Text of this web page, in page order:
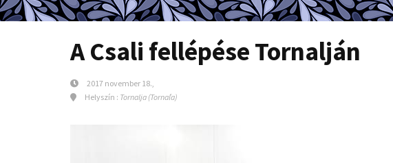
A Csali fellépése Tornalján
2017 november 18.,
Helyszín : Tornalja (Tornaľa)